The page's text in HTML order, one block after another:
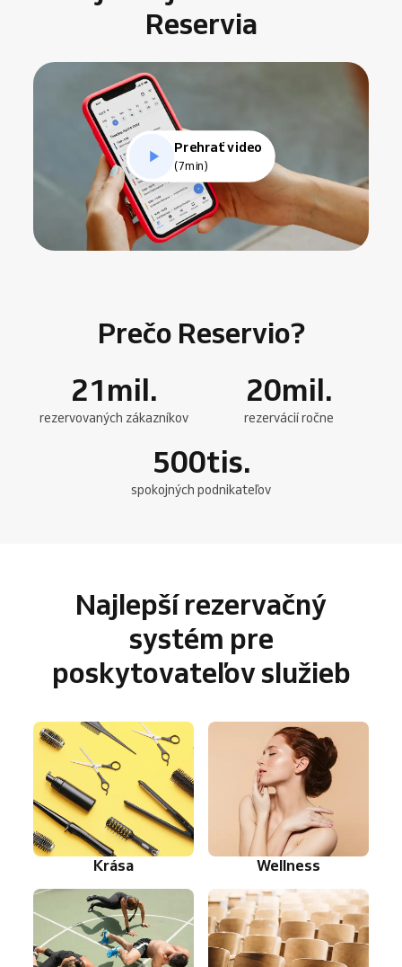
Reservia
Prehrať video
(7min)
Prečo Reservio?
21mil.
rezervovaných zákazníkov
20mil.
rezervácií ročne
500tis.
spokojných podnikateľov
Najlepší rezervačný
systém pre
poskytovateľov služieb
Krása Wellness